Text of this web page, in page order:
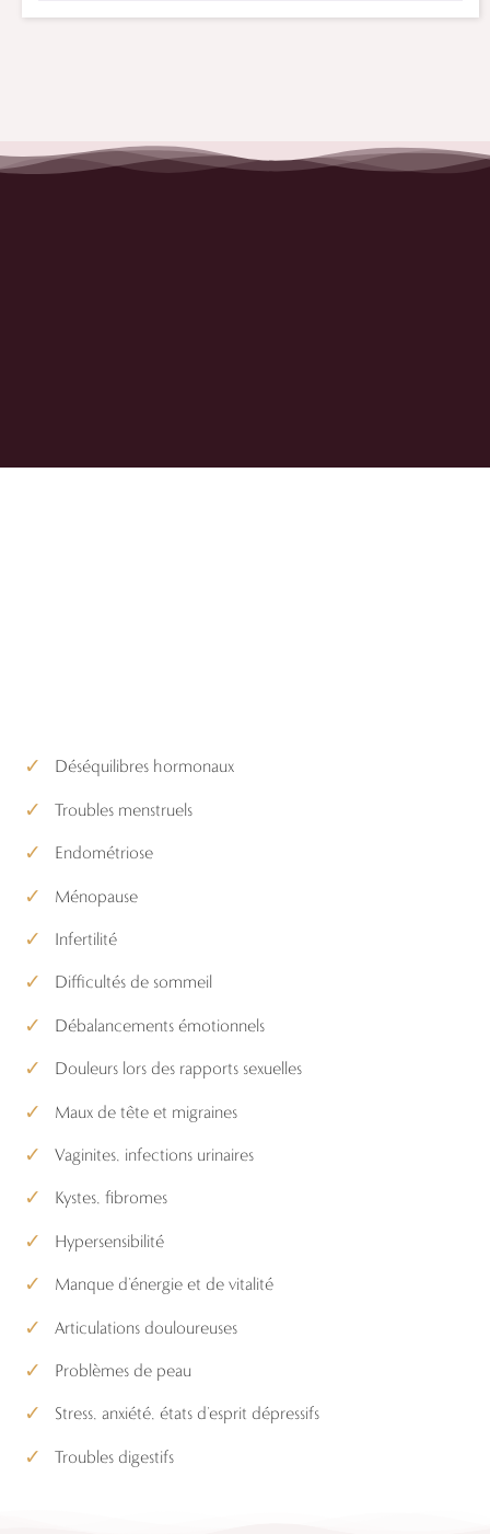
Déséquilibres hormonaux
Troubles menstruels
Endométriose
Ménopause
Infertilité
Difficultés de sommeil
Débalancements émotionnels
Douleurs lors des rapports sexuelles
Maux de tête et migraines
Vaginites, infections urinaires
Kystes, fibromes
Hypersensibilité
Manque d’énergie et de vitalité
Articulations douloureuses
Problèmes de peau
Stress, anxiété, états d’esprit dépressifs
Troubles digestifs